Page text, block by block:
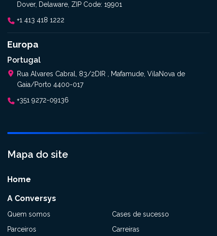
Dover, Delaware, ZIP Code: 19901
+1 413 418 1222
Europa
Portugal
Rua Alvares Cabral, 83/2DIR , Mafamude, VilaNova de
Gaia/Porto 4400-017
+351 9272-09136
Mapa do site
Home
A Conversys
Quem somos
Parceiros
Cases de sucesso
Carreiras